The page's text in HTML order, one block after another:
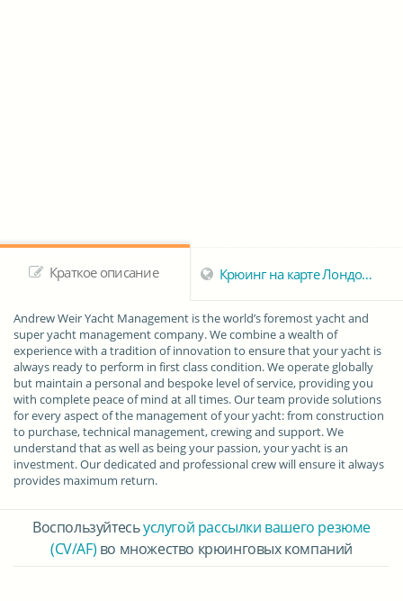
Краткое описание Крюинг на карте Лондона
Andrew Weir Yacht Management is the world’s foremost yacht and
super yacht management company. We combine a wealth of
experience with a tradition of innovation to ensure that your yacht is
always ready to perform in first class condition. We operate globally
but maintain a personal and bespoke level of service, providing you
with complete peace of mind at all times. Our team provide solutions
for every aspect of the management of your yacht: from construction
to purchase, technical management, crewing and support. We
understand that as well as being your passion, your yacht is an
investment. Our dedicated and professional crew will ensure it always
provides maximum return.
Воспользуйтесьуслугой рассылки вашего резюме
(CV/AF) во множество крюинговых компаний